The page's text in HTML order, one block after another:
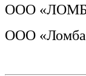
ООО
ООО